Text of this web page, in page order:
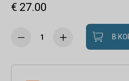
€ 27.00
В